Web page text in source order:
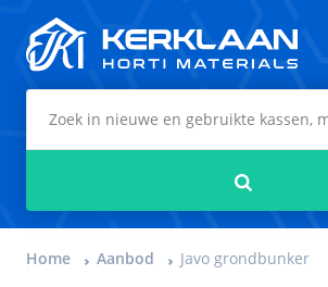
Home Aanbod Javo grondbunker